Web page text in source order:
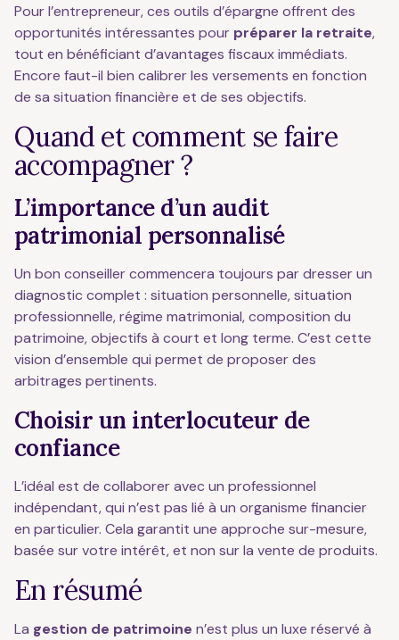
Pour l’entrepreneur, ces outils d’épargne offrent des
opportunités intéressantes pour préparer la retraite,
tout en bénéficiant d’avantages fiscaux immédiats.
Encore faut-il bien calibrer les versements en fonction
de sa situation financière et de ses objectifs.
Quand et comment se faire
accompagner ?
L’importance d’un audit
patrimonial personnalisé
Un bon conseiller commencera toujours par dresser un
diagnostic complet : situation personnelle, situation
professionnelle, régime matrimonial, composition du
patrimoine, objectifs à court et long terme. C’est cette
vision d’ensemble qui permet de proposer des
arbitrages pertinents.
Choisir un interlocuteur de
confiance
L’idéal est de collaborer avec un professionnel
indépendant, qui n’est pas lié à un organisme financier
en particulier. Cela garantit une approche sur-mesure,
basée sur votre intérêt, et non sur la vente de produits.
En résumé
La gestion de patrimoine n’est plus un luxe réservé à